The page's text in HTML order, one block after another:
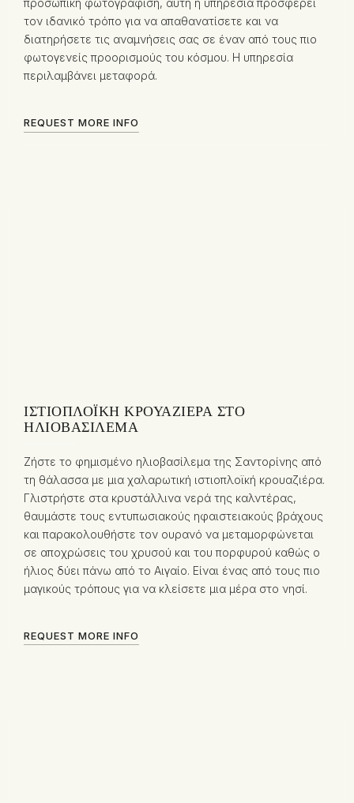
προσωπική φωτογράφιση, αυτή η υπηρεσία προσφέρει
τον ιδανικό τρόπο για να απαθανατίσετε και να
διατηρήσετε τις αναμνήσεις σας σε έναν από τους πιο
φωτογενείς προορισμούς του κόσμου. Η υπηρεσία
περιλαμβάνει μεταφορά.
REQUEST MORE INFO
ΙΣΤΙΟΠΛΟΪΚΉ ΚΡΟΥΑΖΙΈΡΑ ΣΤΟ
ΗΛΙΟΒΑΣΊΛΕΜΑ
Ζήστε το φημισμένο ηλιοβασίλεμα της Σαντορίνης από
τη θάλασσα με μια χαλαρωτική ιστιοπλοϊκή κρουαζιέρα.
Γλιστρήστε στα κρυστάλλινα νερά της καλντέρας,
θαυμάστε τους εντυπωσιακούς ηφαιστειακούς βράχους
και παρακολουθήστε τον ουρανό να μεταμορφώνεται
σε αποχρώσεις του χρυσού και του πορφυρού καθώς ο
ήλιος δύει πάνω από το Αιγαίο. Είναι ένας από τους πιο
μαγικούς τρόπους για να κλείσετε μια μέρα στο νησί.
REQUEST MORE INFO